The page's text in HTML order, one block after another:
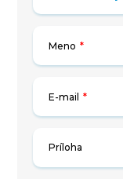
Meno *
E-mail *
Príloha